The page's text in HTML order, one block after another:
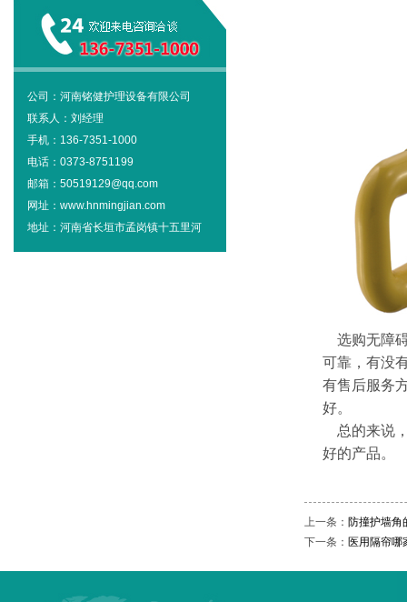
公司：河南铭健护理设备有限公司
联系人：刘经理
手机：136-7351-1000
电话：0373-8751199
邮箱：50519129@qq.com
网址：www.hnmingjian.com
地址：河南省长垣市孟岗镇十五里河
选购无障
可靠，有没
有售后服务
好。
总的来说
好的产品。
上一条： 防撞护墙角
下一条： 医用隔帘哪